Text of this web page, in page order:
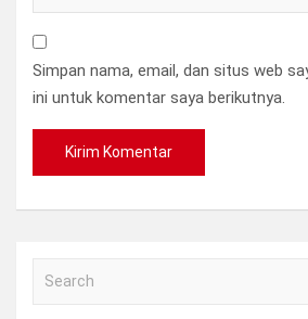
Simpan nama, email, dan situs web
ini untuk komentar saya berikutnya.